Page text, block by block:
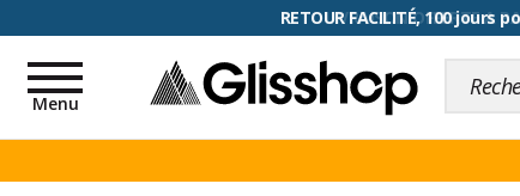
RETOUR FACILITÉ, 100 jours
Toggle
navigation
Menu